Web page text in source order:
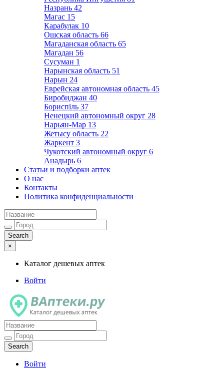
Назрань 42
Магас 15
Карабулак 10
Ошская область 66
Магаданская область 65
Магадан 56
Сусуман 1
Нарынская область 51
Нарын 24
Еврейская автономная область 45
Биробиджан 40
Бориспіль 37
Ненецкий автономный округ 28
Нарьян-Мар 13
Жетысу область 22
Жаркент 3
Чукотский автономный округ 6
Анадырь 6
Статьи и подборки аптек
О нас
Контакты
Политика конфиденциальности
×
Каталог дешевых аптек
Войти
Каталог дешевых аптек
Войти